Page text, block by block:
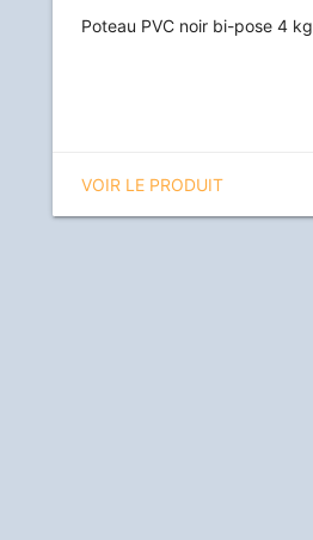
Poteau PVC noir bi-pose 4 kg
VOIR LE PRODUIT